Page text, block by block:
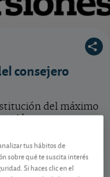
consejero
del máximo
¿Alguna
EUR
tus hábitos de
sobre qué te suscita interés
Si haces clic en el